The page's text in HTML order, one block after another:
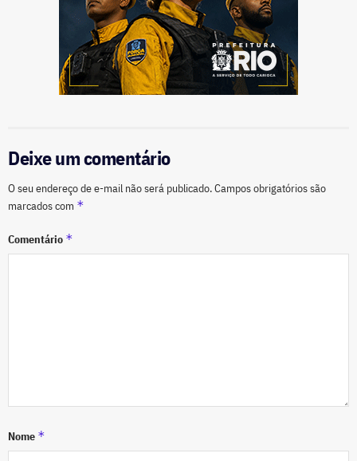
Deixe um comentário
O seu endereço de e-mail não será publicado.Campos obrigatórios são
marcados com *
Comentário *
Nome *